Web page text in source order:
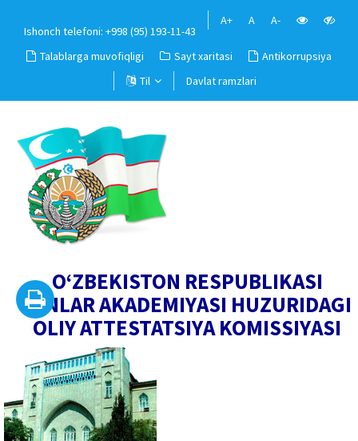
Ishonch telefoni: +998 (95) 193-11-43
A+ A A-
Talablarga muvofiqligi Sayt xaritasi
Antikorrupsiya
Til
Davlat ramzlari
O‘ZBEKISTON RESPUBLIKASI
FANLAR AKADEMIYASI HUZURIDAGI
OLIY ATTESTATSIYA KOMISSIYASI